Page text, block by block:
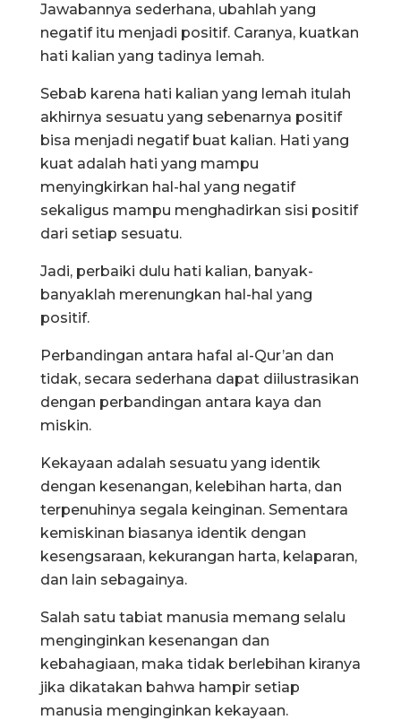
Jawabannya sederhana, ubahlah yang
negatif itu menjadi positif. Caranya, kuatkan
hati kalian yang tadinya lemah.
Sebab karena hati kalian yang lemah itulah
akhirnya sesuatu yang sebenarnya positif
bisa menjadi negatif buat kalian. Hati yang
kuat adalah hati yang mampu
menyingkirkan hal-hal yang negatif
sekaligus mampu menghadirkan sisi positif
dari setiap sesuatu.
Jadi, perbaiki dulu hati kalian, banyak-
banyaklah merenungkan hal-hal yang
positif.
Perbandingan antara hafal al-Qur’an dan
tidak, secara sederhana dapat diilustrasikan
dengan perbandingan antara kaya dan
miskin.
Kekayaan adalah sesuatu yang identik
dengan kesenangan, kelebihan harta, dan
terpenuhinya segala keinginan. Sementara
kemiskinan biasanya identik dengan
kesengsaraan, kekurangan harta, kelaparan,
dan lain sebagainya.
Salah satu tabiat manusia memang selalu
menginginkan kesenangan dan
kebahagiaan, maka tidak berlebihan kiranya
jika dikatakan bahwa hampir setiap
manusia menginginkan kekayaan.